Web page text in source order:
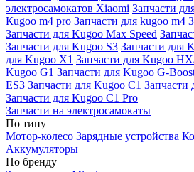
электросамокатов Xiaomi Запчасти
Кugoo m4 pro Запчасти для kugoo m4
Запчасти для Kugoo Max Speed
Запчасти для Kugoo S3 Запчасти для
для Kugoo X1 Запчасти для Kugoo
Kugoo G1 Запчасти для Kugoo G-
ES3 Запчасти для Kugoo C1 Запчасти
Запчасти для Kugoo C1 Pro
Запчасти на электросамокаты
По типу
Мотор-колесо Зарядные устройства
Аккумуляторы
По бренду